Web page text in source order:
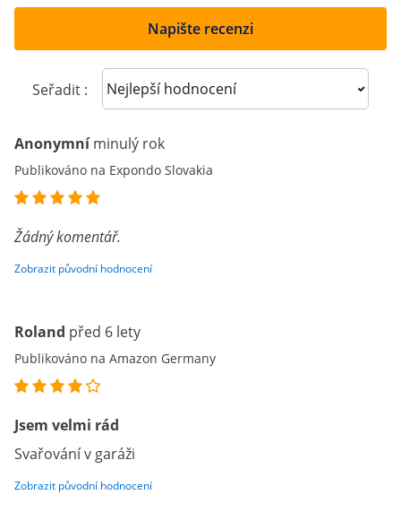
Napište recenzi
Seřadit : Sort reviews
Anonymní minulý rok
Publikováno na Expondo Slovakia
Žádný komentář.
Zobrazit původní hodnocení
Roland před 6 lety
Publikováno na Amazon Germany
Jsem velmi rád
Svařování v garáži
Zobrazit původní hodnocení